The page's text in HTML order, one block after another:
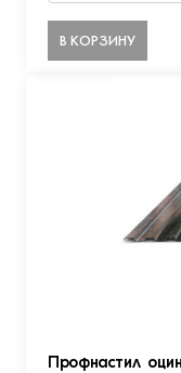
В КОРЗИНУ
Профнастил